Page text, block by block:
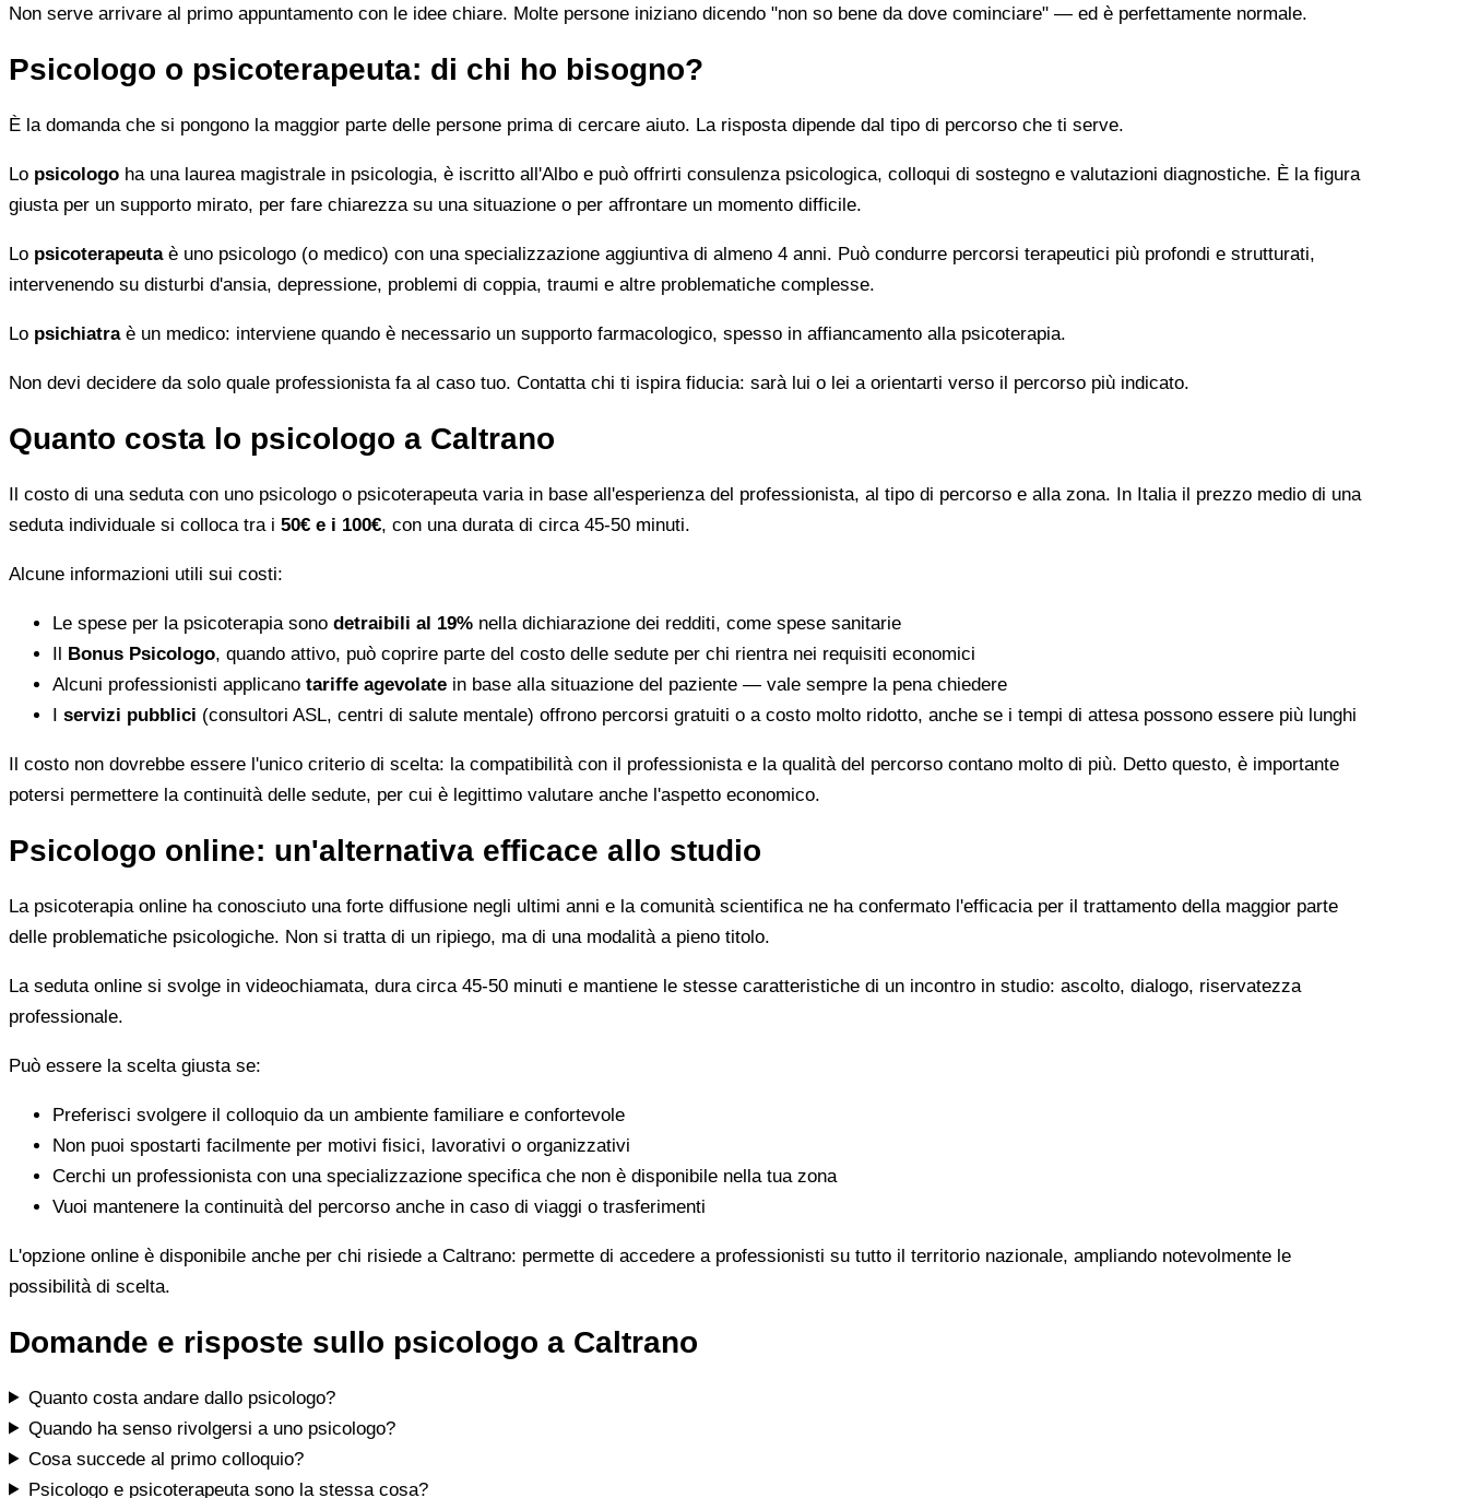
Non serve arrivare al primo appuntamento con le idee chiare. Molte persone iniziano dicendo "non so bene da dove cominciare" — ed è perfettamente normale.
Psicologo o psicoterapeuta: di chi ho bisogno?
È la domanda che si pongono la maggior parte delle persone prima di cercare aiuto. La risposta dipende dal tipo di percorso che ti serve.
Lo psicologo ha una laurea magistrale in psicologia, è iscritto all'Albo e può offrirti consulenza psicologica, colloqui di sostegno e valutazioni diagnostiche. È la figura
giusta per un supporto mirato, per fare chiarezza su una situazione o per affrontare un momento difficile.
Lo psicoterapeutaè uno psicologo (o medico) con una specializzazione aggiuntiva di almeno 4 anni. Può condurre percorsi terapeutici più profondi e strutturati,
intervenendo su disturbi d'ansia, depressione, problemi di coppia, traumi e altre problematiche complesse.
Lo psichiatraè un medico: interviene quando è necessario un supporto farmacologico, spesso in affiancamento alla psicoterapia.
Non devi decidere da solo quale professionista fa al caso tuo. Contatta chi ti ispira fiducia: sarà lui o lei a orientarti verso il percorso più indicato.
Quanto costa lo psicologo a Caltrano
Il costo di una seduta con uno psicologo o psicoterapeuta varia in base all'esperienza del professionista, al tipo di percorso e alla zona. In Italia il prezzo medio di una
seduta individuale si colloca tra i 50€ e i 100€, con una durata di circa 45-50 minuti.
Alcune informazioni utili sui costi:
Le spese per la psicoterapia sono detraibili al 19% nella dichiarazione dei redditi, come spese sanitarie
Il Bonus Psicologo, quando attivo, può coprire parte del costo delle sedute per chi rientra nei requisiti economici
Alcuni professionisti applicano tariffe agevolate in base alla situazione del paziente — vale sempre la pena chiedere
I servizi pubblici (consultori ASL, centri di salute mentale) offrono percorsi gratuiti o a costo molto ridotto, anche se i tempi di attesa possono essere più lunghi
Il costo non dovrebbe essere l'unico criterio di scelta: la compatibilità con il professionista e la qualità del percorso contano molto di più. Detto questo, è importante
potersi permettere la continuità delle sedute, per cui è legittimo valutare anche l'aspetto economico.
Psicologo online: un'alternativa efficace allo studio
La psicoterapia online ha conosciuto una forte diffusione negli ultimi anni e la comunità scientifica ne ha confermato l'efficacia per il trattamento della maggior parte
delle problematiche psicologiche. Non si tratta di un ripiego, ma di una modalità a pieno titolo.
La seduta online si svolge in videochiamata, dura circa 45-50 minuti e mantiene le stesse caratteristiche di un incontro in studio: ascolto, dialogo, riservatezza
professionale.
Può essere la scelta giusta se:
Preferisci svolgere il colloquio da un ambiente familiare e confortevole
Non puoi spostarti facilmente per motivi fisici, lavorativi o organizzativi
Cerchi un professionista con una specializzazione specifica che non è disponibile nella tua zona
Vuoi mantenere la continuità del percorso anche in caso di viaggi o trasferimenti
L'opzione online è disponibile anche per chi risiede a Caltrano: permette di accedere a professionisti su tutto il territorio nazionale, ampliando notevolmente le
possibilità di scelta.
Domande e risposte sullo psicologo a Caltrano
Quanto costa andare dallo psicologo?
Quando ha senso rivolgersi a uno psicologo?
Cosa succede al primo colloquio?
Psicologo e psicoterapeuta sono la stessa cosa?